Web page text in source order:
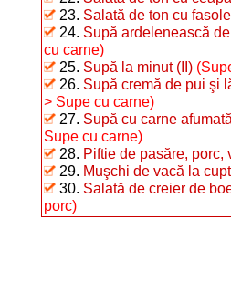
23. Salată de ton cu
24. Supă ardelenească
cu carne)
25. Supă la minut (II)
26. Supă cremă de pui şi
> Supe cu carne)
27. Supă cu carne
Supe cu carne)
28. Piftie de pasăre, porc,
29. Muşchi de vacă la
30. Salată de creier de
porc)